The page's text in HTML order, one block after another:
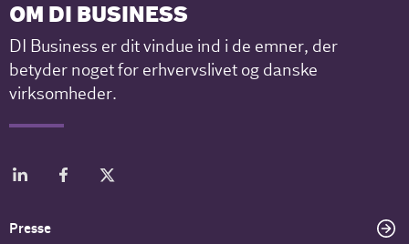
OM DI BUSINESS
DI Business er dit vindue ind i de emner, der
betyder noget for erhvervslivet og danske
virksomheder.
Presse